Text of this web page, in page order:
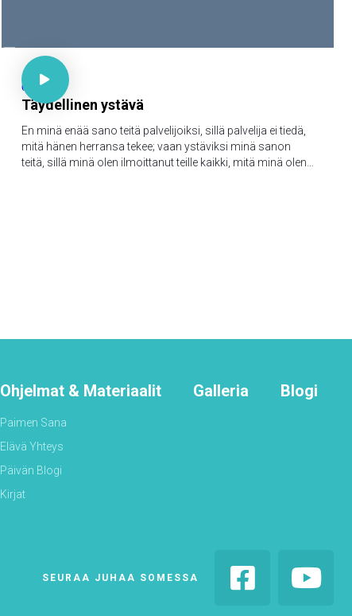
Joh 15:15

62
Täydellinen ystävä
En minä enää sano teitä palvelijoiksi, sillä palvelija ei tiedä,
mitä hänen herransa tekee; vaan ystäviksi minä sanon
teitä, sillä minä olen ilmoittanut teille kaikki, mitä minä olen
Ohjelmat & Materiaalit
Paimen Sana
Elävä Yhteys
Päivän Blogi
Kirjat
Galleria Blogi
SEURAA JUHAA SOMESSA  